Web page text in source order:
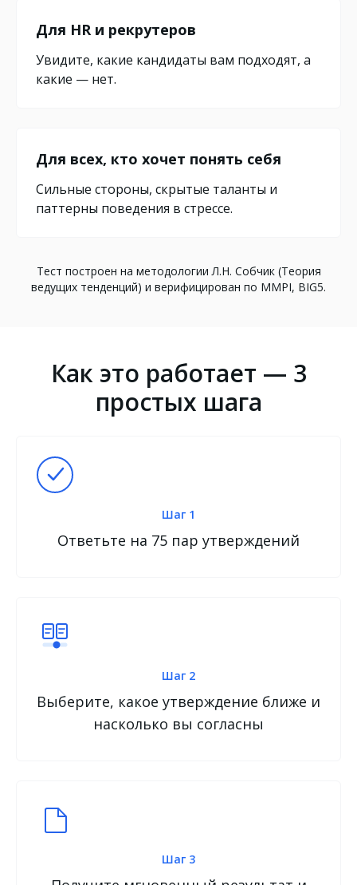
Для HR и рекрутеров
Увидите, какие кандидаты вам подходят, а
какие — нет.
Для всех, кто хочет понять себя
Сильные стороны, скрытые таланты и
паттерны поведения в стрессе.
Тест построен на методологии Л.Н. Собчик (Теория
ведущих тенденций) и верифицирован по MMPI, BIG5.
Как это работает — 3
простых шага
Шаг 1
Ответьте на 75 пар утверждений
Шаг 2
Выберите, какое утверждение ближе и
насколько вы согласны
Шаг 3